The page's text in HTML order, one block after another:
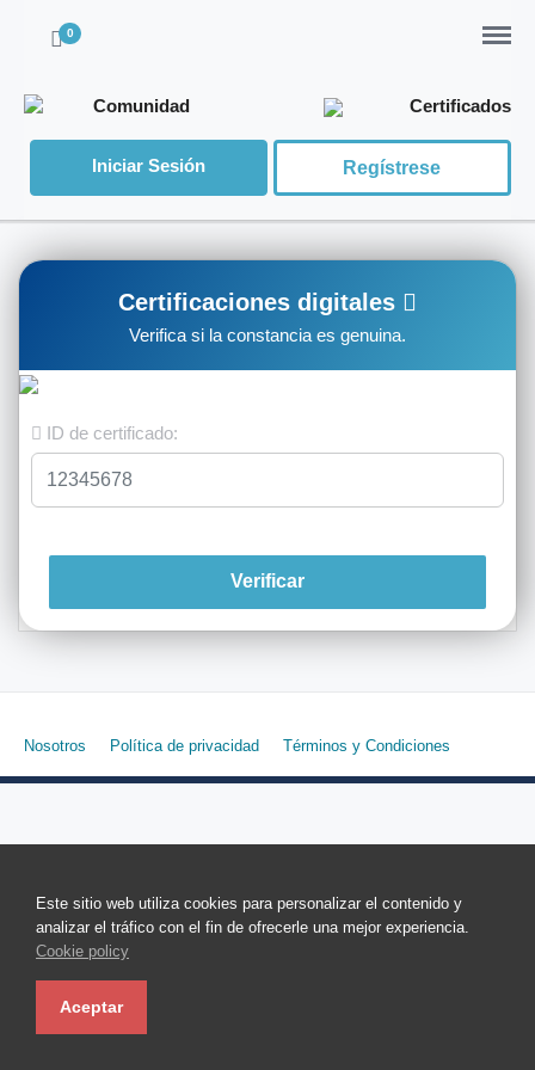
0
Menu
Comunidad Certificados
Iniciar Sesión Regístrese
Este sitio web utiliza cookies para personalizar el contenido y
analizar el tráfico con el fin de ofrecerle una mejor experiencia.
Cookie policy
Aceptar
Certificaciones digitales
Verifica si la constancia es genuina.
ID de certificado:
Verificar
Nosotros Política de privacidad Términos y Condiciones